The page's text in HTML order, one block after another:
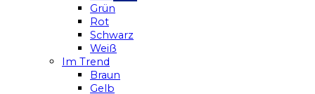
Grün
Rot
Schwarz
Weiß
Im Trend
Braun
Gelb